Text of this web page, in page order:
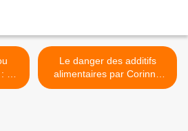
Le danger des additifs
alimentaires par Corinne
Gouget >